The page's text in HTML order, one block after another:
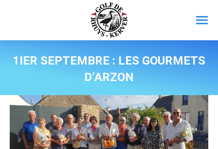
1IER SEPTEMBRE : LES GOURMETS
D’ARZON